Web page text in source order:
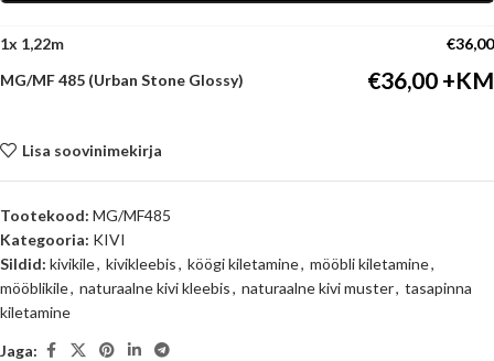
1x €36,00
MG/MF 485 (Urban Stone Glossy)
€36,00
Lisa soovinimekirja
Tootekood: MG/MF485
Kategooria: KIVI
Sildid: kivikile, kivikleebis, köögi kiletamine, mööbli kiletamine,
mööblikile, naturaalne kivi kleebis, naturaalne kivi muster, tasapinna
kiletamine
Jaga: